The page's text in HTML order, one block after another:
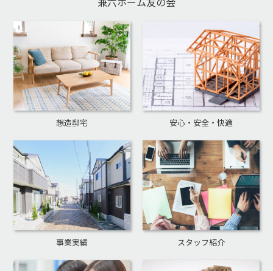
想造邸宅 安心・安全・快適
事業実績 スタッフ紹介